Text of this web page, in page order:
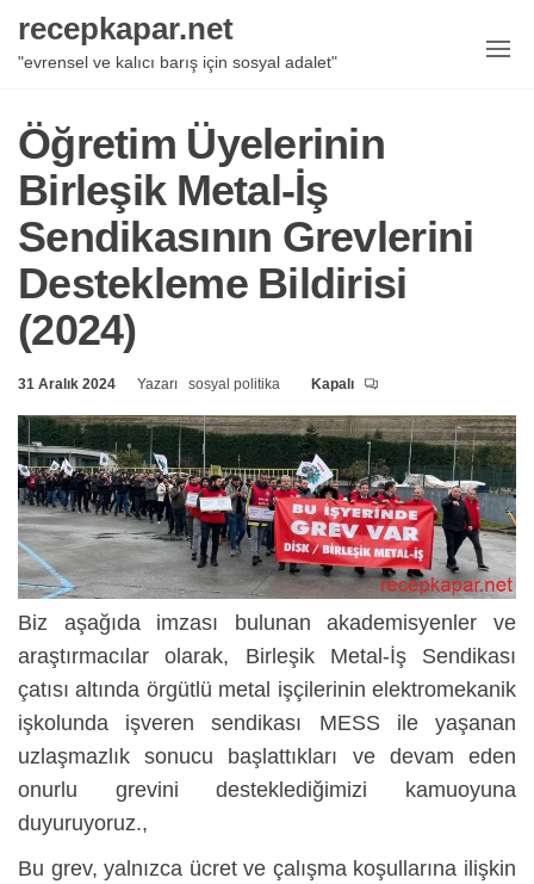
İçeriğe
geçrecepkapar.net
"evrensel ve kalıcı barış için sosyal adalet"
Öğretim Üyelerinin
Birleşik Metal-İş
Sendikasının Grevlerini
Destekleme Bildirisi
(2024)
31 Aralık 2024 Yazarı sosyal politika Kapalı
Biz aşağıda imzası bulunan akademisyenler ve
araştırmacılar olarak, Birleşik Metal-İş Sendikası
çatısı altında örgütlü metal işçilerinin elektromekanik
işkolunda işveren sendikası MESS ile yaşanan
uzlaşmazlık sonucu başlattıkları ve devam eden
onurlu grevini desteklediğimizi kamuoyuna
duyuruyoruz.,
Bu grev, yalnızca ücret ve çalışma koşullarına ilişkin